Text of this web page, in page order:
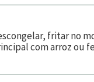
fritar no
com arroz ou